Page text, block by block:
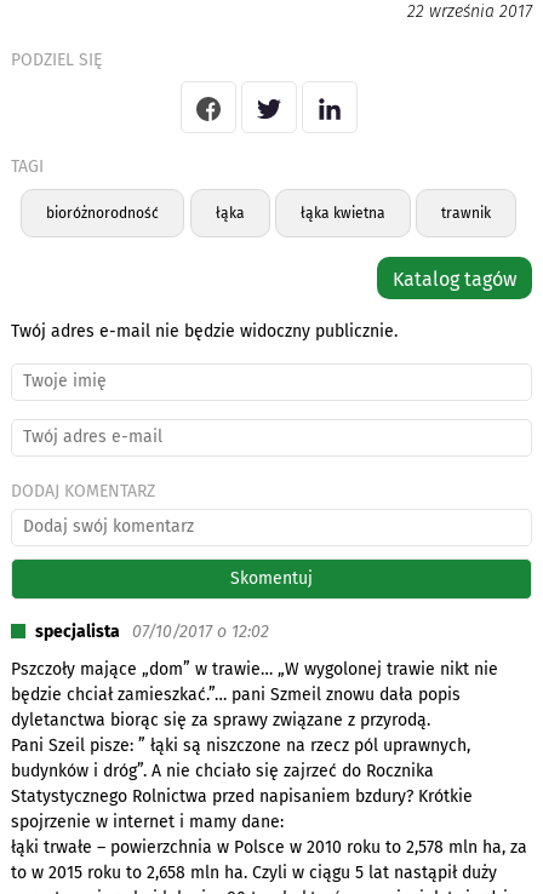
22 września 2017
PODZIEL SIĘ
TAGI
bioróżnorodność łąka łąka kwietna trawnik
Katalog tagów
Twój adres e-mail nie będzie widoczny publicznie.
DODAJ KOMENTARZ
specjalista 07/10/2017 o 12:02
Pszczoły mające „dom” w trawie… „W wygolonej trawie nikt nie
będzie chciał zamieszkać.”… pani Szmeil znowu dała popis
dyletanctwa biorąc się za sprawy związane z przyrodą.
Pani Szeil pisze: ” łąki są niszczone na rzecz pól uprawnych,
budynków i dróg”. A nie chciało się zajrzeć do Rocznika
Statystycznego Rolnictwa przed napisaniem bzdury? Krótkie
spojrzenie w internet i mamy dane:
łąki trwałe – powierzchnia w Polsce w 2010 roku to 2,578 mln ha, za
to w 2015 roku to 2,658 mln ha. Czyli w ciągu 5 lat nastąpił duży